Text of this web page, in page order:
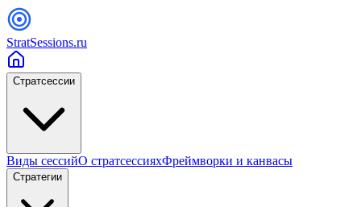
StratSessions.ru
Стратсессии
Виды сессийО стратсессияхФреймворки и канвасы
Стратегии